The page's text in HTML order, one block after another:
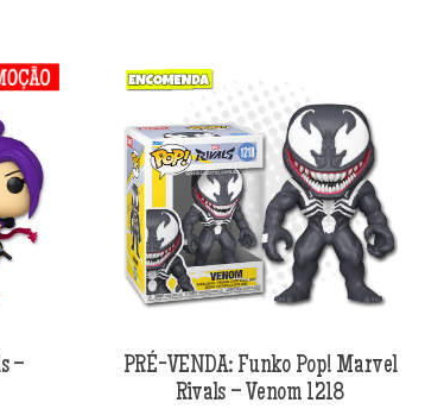
–
PRÉ-VENDA: Funko Pop! Marvel
Rivals – Venom 1218